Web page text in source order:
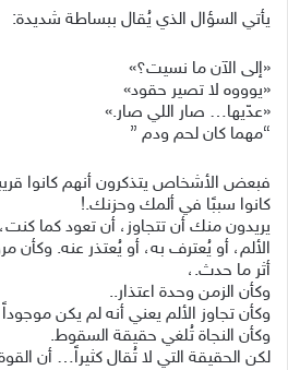
يأتي السؤال الذي يُقال ببساطة شديدة:
«إلى الآن ما نسيت؟»
«يوووه لا تصير حقود»
«عدّيها… صار اللي صار.»
“مهما كان لحم ودم ”
فبعض الأشخاص يتذكرون أنهم كانوا
كانوا سببًا في ألمك وحزنك.!
يريدون منك أن تتجاوز، أن تعود كما
الألم، أو يُعترف به، أو يُعتذر عنه.
أثر ما حدث.،
وكأن الزمن وحدة اعتذار..
وكأن تجاوز الألم يعني أنه لم يكن موجوداً
وكأن النجاة تُلغي حقيقة السقوط.
لكن الحقيقة التي لا تُقال كثيراً… أن